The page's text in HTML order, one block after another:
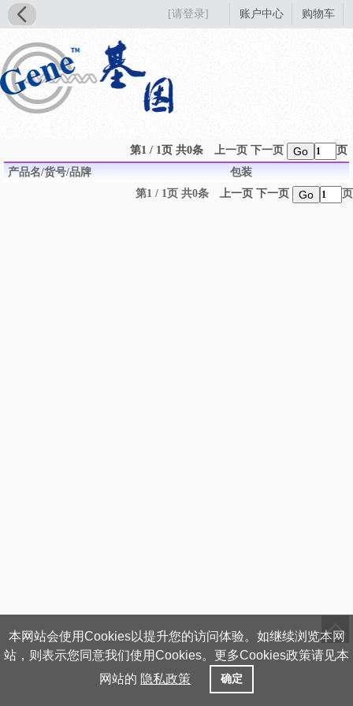
[请登录] 账户中心 购物车
第1 / 1页 共0条 上一页 下一页 Go
页
产品名/货号/品牌
包装
第1 / 1页 共0条
上一页 下一页 Go 页
本网站会使用Cookies以提升您的访问体验。如继续浏览本网
站，则表示您同意我们使用Cookies。更多Cookies政策请见本
网站的 隐私政策 确定